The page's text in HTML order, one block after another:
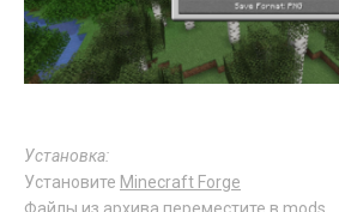
Установка:
Установите Minecraft Forge